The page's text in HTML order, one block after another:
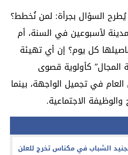
السؤال بجرأة: لمن نُخطط؟
لأسبوعين في السنة، أم
كل يوم؟ إن أي تهيئة
المجال” كأولوية قصوى
في تجميل الواجهة، بينما
الاجتماعية.
الشباب في مكناس تخرج للعلن